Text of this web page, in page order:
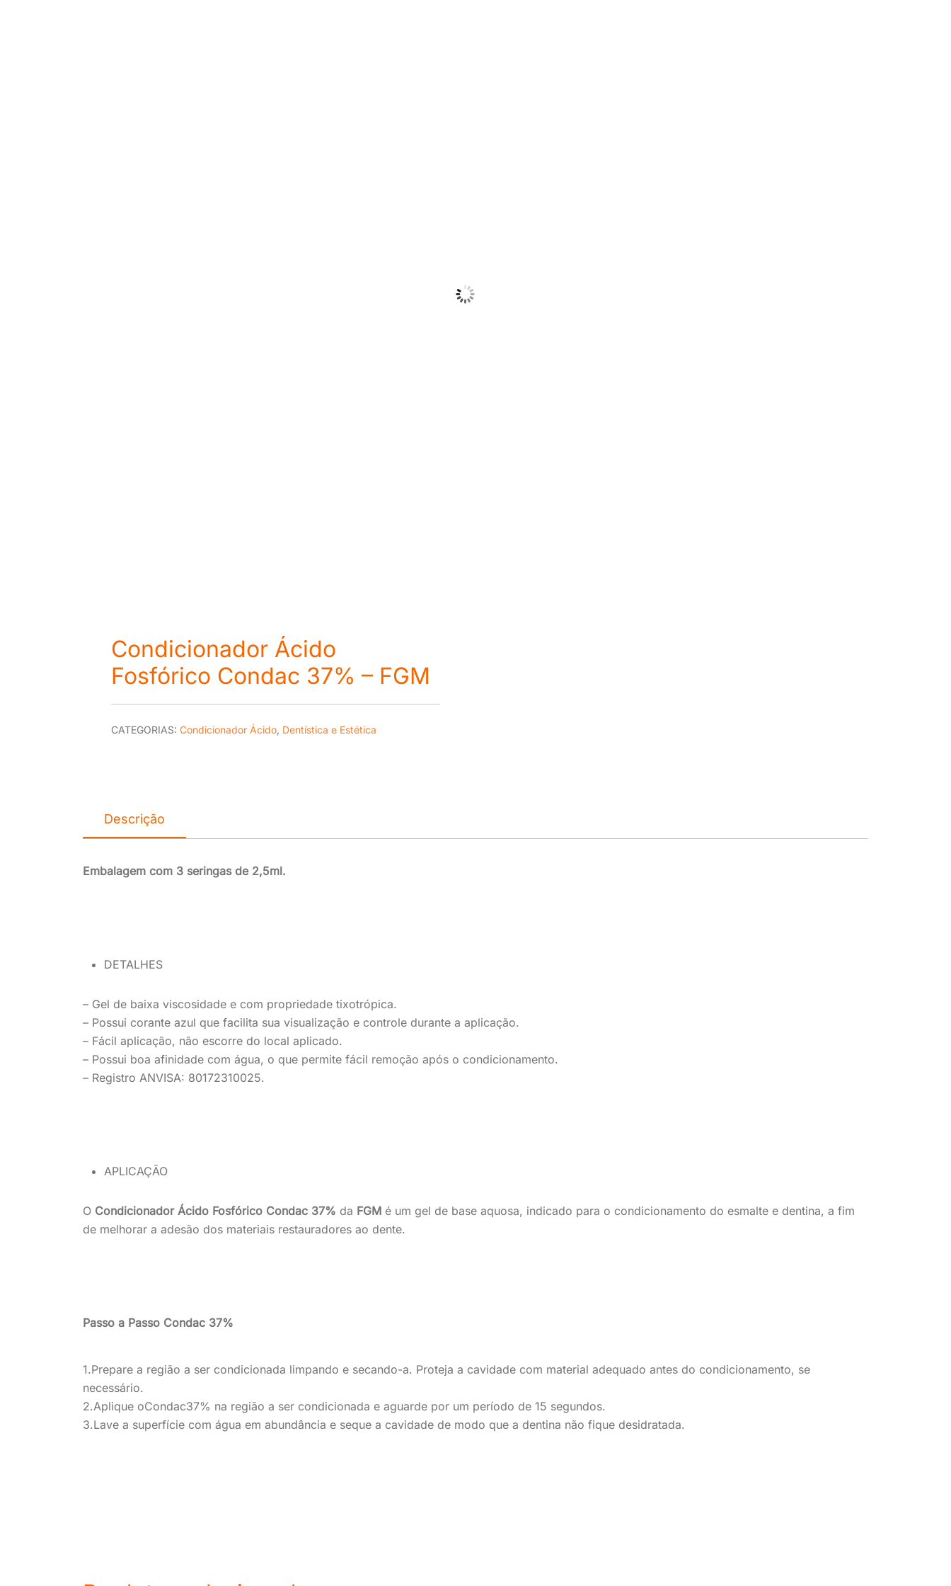
Condicionador Ácido
Fosfórico Condac 37% – FGM
CATEGORIAS: Condicionador Ácido Dentística e Estética
Descrição
Embalagem com 3 seringas de 2,5ml.
DETALHES
– Gel de baixa viscosidade e com propriedade tixotrópica.
– Possui corante azul que facilita sua visualização e controle durante a aplicação.
– Fácil aplicação, não escorre do local aplicado.
– Possui boa afinidade com água, o que permite fácil remoção após o condicionamento.
– Registro ANVISA: 80172310025.
APLICAÇÃO
O Condicionador Ácido Fosfórico Condac 37% da FGM é um gel de base aquosa, indicado para o condicionamento do esmalte e dentina, a fim
de melhorar a adesão dos materiais restauradores ao dente.
Passo a Passo Condac 37%
1.Prepare a região a ser condicionada limpando e secando-a. Proteja a cavidade com material adequado antes do condicionamento, se
necessário.
2.Aplique oCondac37% na região a ser condicionada e aguarde por um período de 15 segundos.
3.Lave a superfície com água em abundância e seque a cavidade de modo que a dentina não fique desidratada.